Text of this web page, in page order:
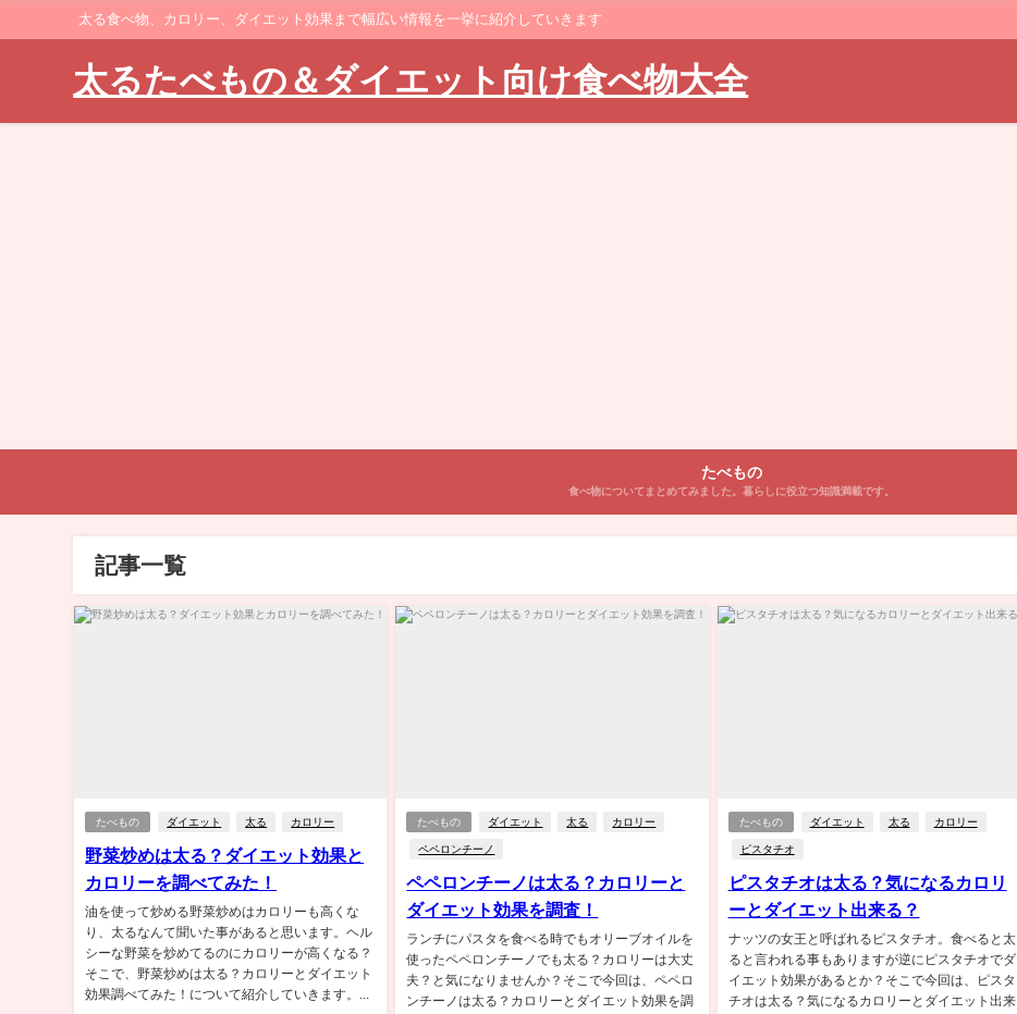
太る食べ物、カロリー、ダイエット効果まで幅広い情報を一挙に紹介していきます
太るたべもの＆ダイエット向け食べ物大全
たべもの
食べ物についてまとめてみました。暮らしに役立つ知識満載です。
記事一覧
たべもの ダイエット 太る カロリー
野菜炒めは太る？ダイエット効果と
カロリーを調べてみた！
油を使って炒める野菜炒めはカロリーも高くな
り、太るなんて聞いた事があると思います。ヘル
シーな野菜を炒めてるのにカロリーが高くなる？
そこで、野菜炒めは太る？カロリーとダイエット
効果調べてみた！について紹介していきます。...
たべもの ダイエット 太る カロリー
ペペロンチーノ
ペペロンチーノは太る？カロリーと
ダイエット効果を調査！
ランチにパスタを食べる時でもオリーブオイルを
使ったペペロンチーノでも太る？カロリーは大丈
夫？と気になりませんか？そこで今回は、ペペロ
ンチーノは太る？カロリーとダイエット効果を調
たべもの ダイエット 太る カロリー
ピスタチオ
ピスタチオは太る？気になるカロリ
ーとダイエット出来る？
ナッツの女王と呼ばれるピスタチオ。食べると太
ると言われる事もありますが逆にピスタチオでダ
イエット効果があるとか？そこで今回は、ピスタ
チオは太る？気になるカロリーとダイエット出来